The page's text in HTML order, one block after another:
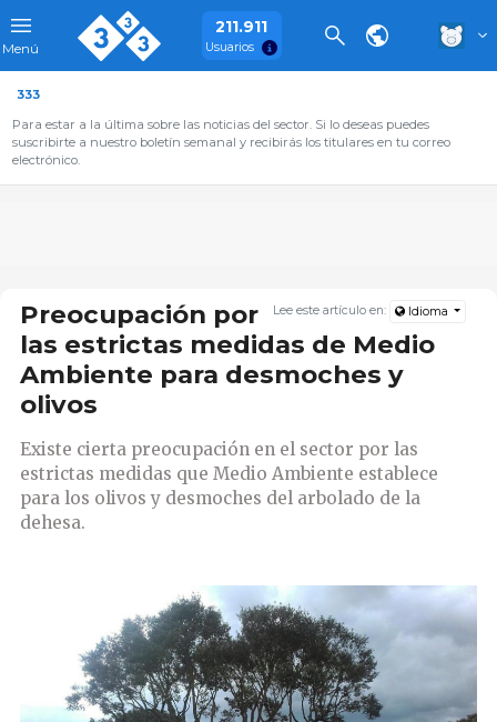
Menú
211.911
Usuarios
333
Para estar a la última sobre las noticias del sector. Si lo deseas puedes
suscribirte a nuestro boletín semanal y recibirás los titulares en tu correo
electrónico.
Lee este artículo en: Idioma
Preocupación por
las estrictas medidas de Medio
Ambiente para desmoches y
olivos
Existe cierta preocupación en el sector por las
estrictas medidas que Medio Ambiente establece
para los olivos y desmoches del arbolado de la
dehesa.